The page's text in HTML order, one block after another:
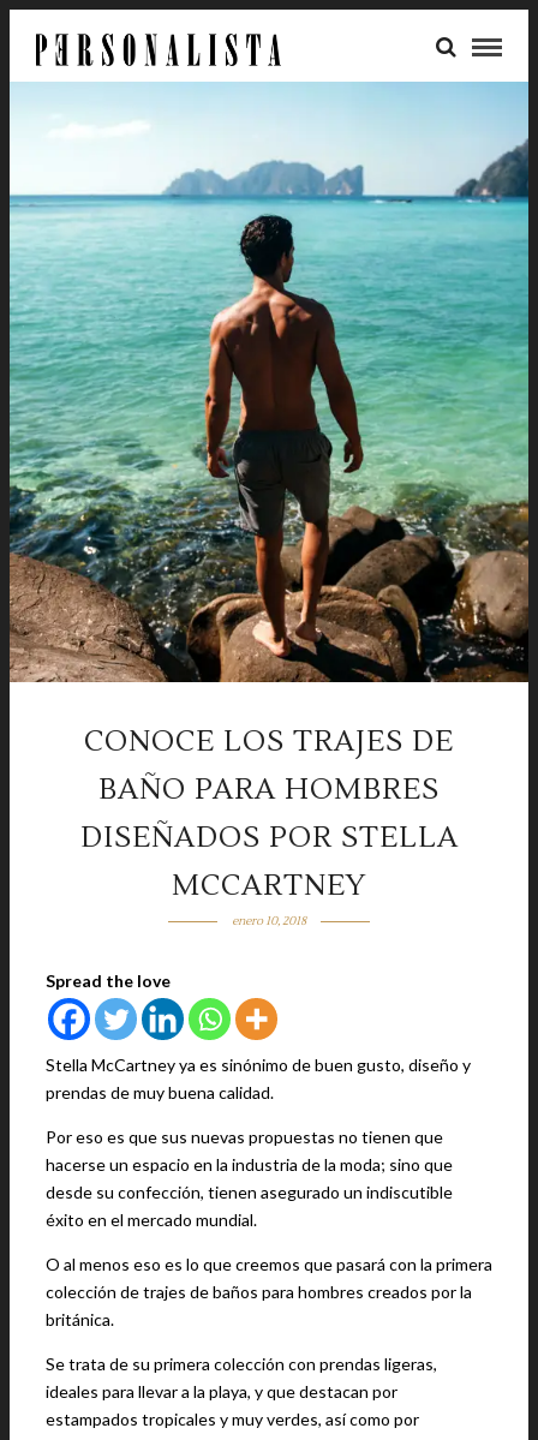
CONOCE LOS TRAJES DE
BAÑO PARA HOMBRES
DISEÑADOS POR STELLA
MCCARTNEY
enero 10, 2018
Spread the love
Stella McCartney ya es sinónimo de buen gusto, diseño y
prendas de muy buena calidad.
Por eso es que sus nuevas propuestas no tienen que
hacerse un espacio en la industria de la moda; sino que
desde su confección, tienen asegurado un indiscutible
éxito en el mercado mundial.
O al menos eso es lo que creemos que pasará con la primera
colección de trajes de baños para hombres creados por la
británica.
Se trata de su primera colección con prendas ligeras,
ideales para llevar a la playa, y que destacan por
estampados tropicales y muy verdes, así como por